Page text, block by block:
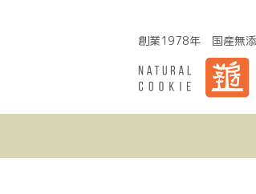
創業1978年 国産無添